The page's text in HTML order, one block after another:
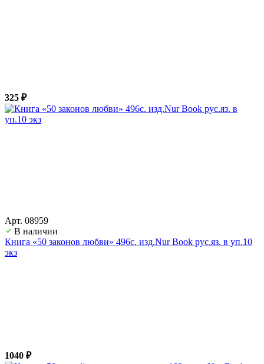
325 ₽
Арт. 08959
В наличии
Книга «50 законов любви» 496с. изд.Nur Book рус.яз. в уп.10
экз
1040 ₽